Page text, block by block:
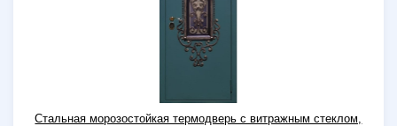
Стальная морозостойкая термодверь с витражным стеклом,